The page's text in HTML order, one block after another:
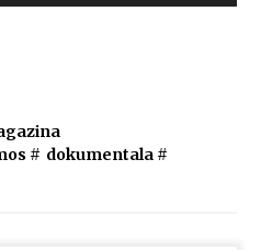
# dokumentala#